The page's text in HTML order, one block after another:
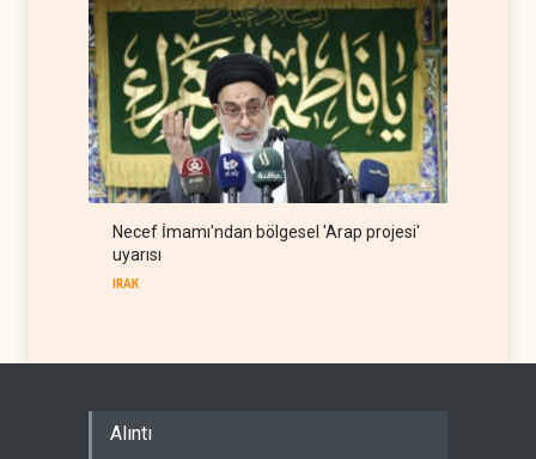
Necef İmamı'ndan bölgesel 'Arap projesi'
uyarısı
IRAK
Alıntı